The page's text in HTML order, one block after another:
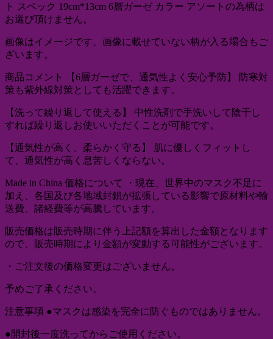
ト スペック 19cm*13cm 6層ガーゼ カラー アソートの為柄は
お選び頂けません。
画像はイメージです、画像に載せていない柄が入る場合もご
ざいます。
商品コメント 【6層ガーゼで、通気性よく安心予防】 防寒対
策も紫外線対策としても活躍できます。
【洗って繰り返して使える】 中性洗剤で手洗いして陰干し
すれば繰り返しお使いいただくことが可能です。
【通気性が高く、柔らかく守る】 肌に優しくフィットし
て、通気性が高く息苦しくならない。
Made in China 価格について ・現在、世界中のマスク不足に
加え、各国及び各地域封鎖が拡張している影響で原材料や輸
送費、諸経費等が高騰しています。
販売価格は販売時期に伴う上記額を算出した金額となります
ので、販売時期により金額が変動する可能性がございます。
・ご注文後の価格変更はございません。
予めご了承ください。
注意事項 ●マスクは感染を完全に防ぐものではありません。
●開封後一度洗ってからご使用ください。